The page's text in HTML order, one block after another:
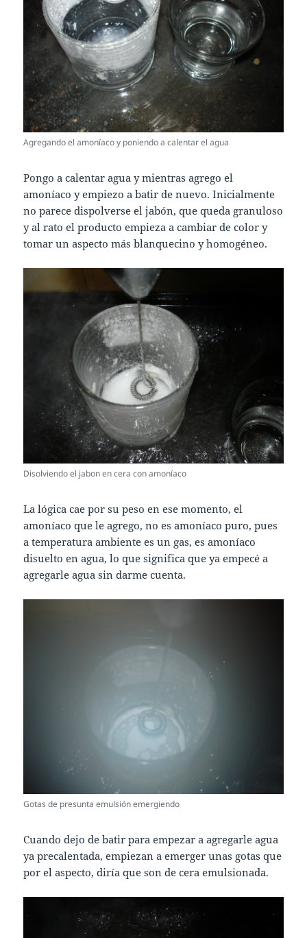
Agregando el amoníaco y poniendo a calentar el agua
Pongo a calentar agua y mientras agrego el
amoníaco y empiezo a batir de nuevo. Inicialmente
no parece dispolverse el jabón, que queda granuloso
y al rato el producto empieza a cambiar de color y
tomar un aspecto más blanquecino y homogéneo.
Disolviendo el jabon en cera con amoníaco
La lógica cae por su peso en ese momento, el
amoníaco que le agrego, no es amoníaco puro, pues
a temperatura ambiente es un gas, es amoníaco
disuelto en agua, lo que significa que ya empecé a
agregarle agua sin darme cuenta.
Gotas de presunta emulsión emergiendo
Cuando dejo de batir para empezar a agregarle agua
ya precalentada, empiezan a emerger unas gotas que
por el aspecto, diría que son de cera emulsionada.